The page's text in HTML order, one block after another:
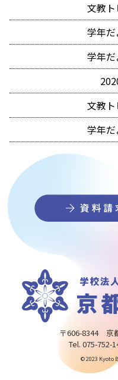
文教
学年
学年
文教
学年
〒606-8344 京
Tel. 075-752-
© 2023 Kyoto